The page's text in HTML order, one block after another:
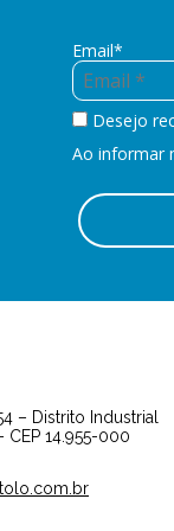
Email*
Desejo
Ao informar
– Distrito Industrial
14.955-000